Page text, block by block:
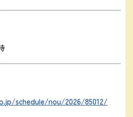
schedule/nou/2026/85012/